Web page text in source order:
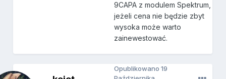
9CAPA z modulem Spektrum,
jeżeli cena nie będzie zbyt
wysoka może warto
zainewestować.
Opublikowano19